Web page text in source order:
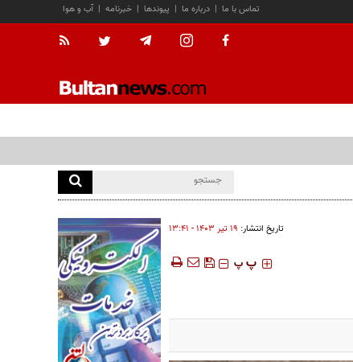
آب و هوا | خبرنامه | پیوندها | درباره ما | تماس با ما
تاریخ انتشار: ۱۹ تير ۱۴۰۳ - ۱۳:۴۱
‍‍‍ پ پ